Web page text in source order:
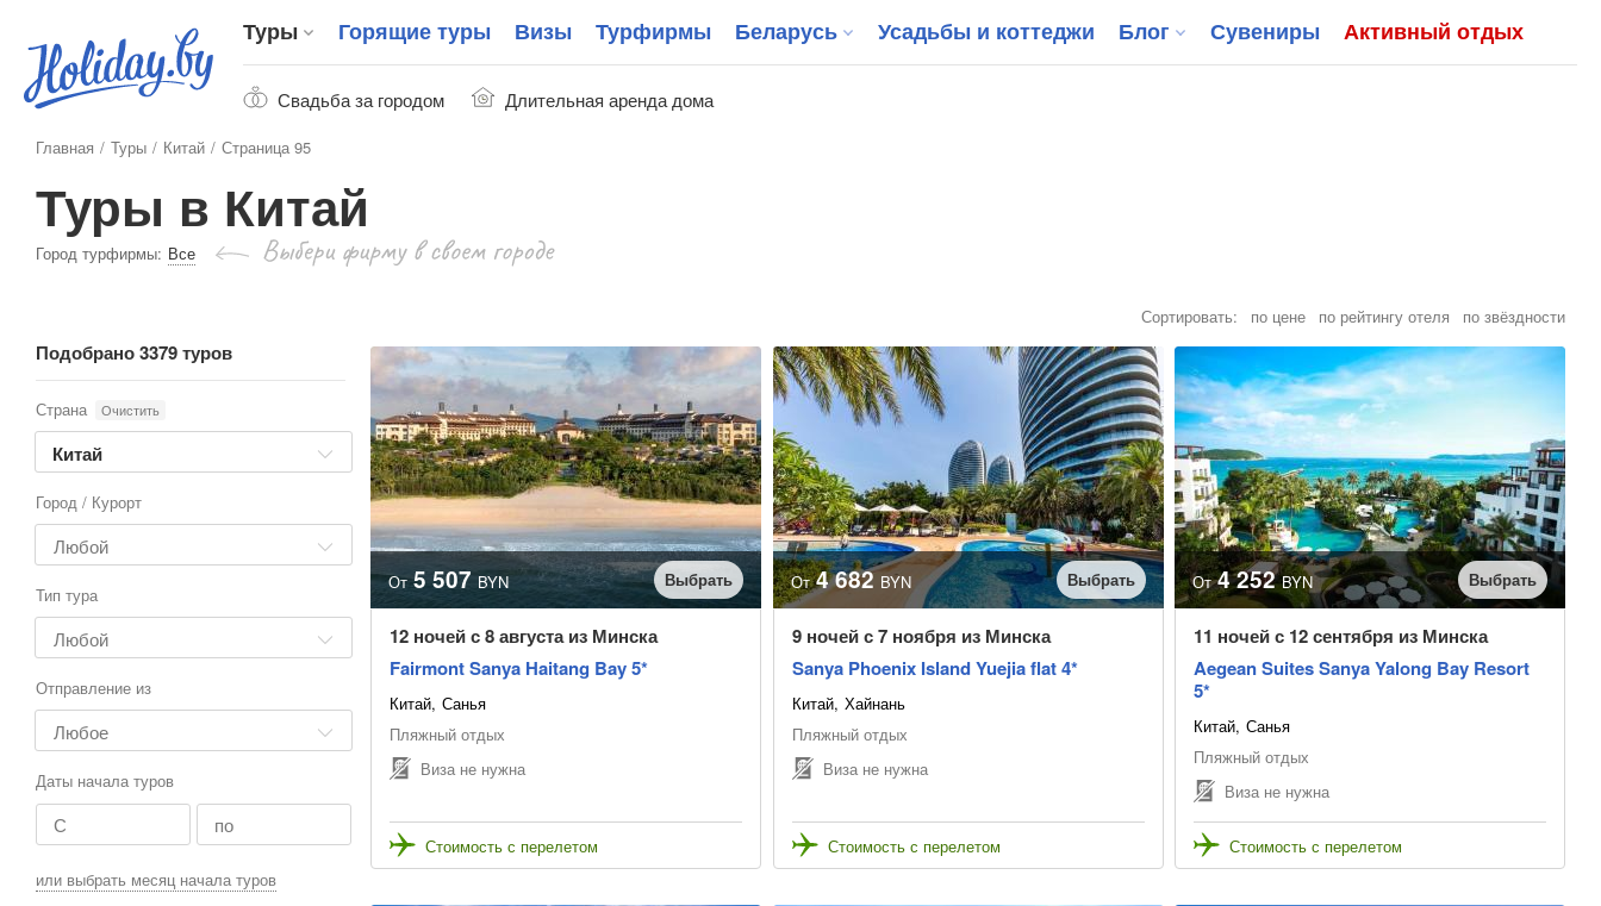
Свадьба за городом Длительная аренда дома
Туры Горящие туры Визы Турфирмы Беларусь Усадьбы и коттеджи Блог Сувениры Активный отдых
Главная Туры Китай Страница 95
Туры в Китай
Город турфирмы: Все
Сортировать: по цене по рейтингу отеля по звёздности
Подобрано 3379 туров
Страна Очистить
Китай
Город / Курорт
Тип тура
Отправление из
Даты начала туров
или выбрать месяц начала туров
От 5 507 BYN Выбрать
12 ночей с 8 августа из Минска
Fairmont Sanya Haitang Bay 5*
Китай Санья
Пляжный отдых
Виза не нужна
Стоимость с перелетом
От 4 682 BYN Выбрать
9 ночей с 7 ноября из Минска
Sanya Phoenix Island Yuejia flat 4*
Китай Хайнань
Пляжный отдых
Виза не нужна
Стоимость с перелетом
От 4 252 BYN Выбрать
11 ночей с 12 сентября из Минска
Aegean Suites Sanya Yalong Bay Resort
5*
Китай Санья
Пляжный отдых
Виза не нужна
Стоимость с перелетом